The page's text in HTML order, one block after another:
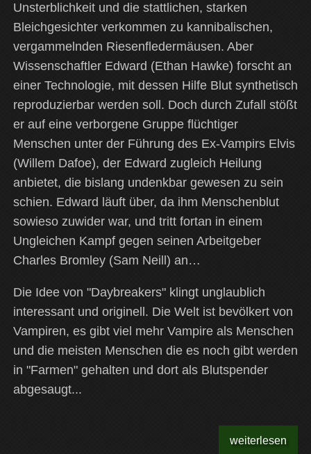
Unsterblichkeit und die stattlichen, starken
Bleichgesichter verkommen zu kannibalischen,
vergammelnden Riesenfledermäusen. Aber
Wissenschaftler Edward (Ethan Hawke) forscht an
einer Technologie, mit dessen Hilfe Blut synthetisch
reproduzierbar werden soll. Doch durch Zufall stößt
er auf eine verborgene Gruppe flüchtiger
Menschen unter der Führung des Ex-Vampirs Elvis
(Willem Dafoe), der Edward zugleich Heilung
anbietet, die bislang undenkbar gewesen zu sein
schien. Edward läuft über, da ihm Menschenblut
sowieso zuwider war, und tritt fortan in einem
Ungleichen Kampf gegen seinen Arbeitgeber
Charles Bromley (Sam Neill) an…
Die Idee von "Daybreakers" klingt unglaublich
interessant und originell. Die Welt ist bevölkert von
Vampiren, es gibt viel mehr Vampire als Menschen
und die meisten Menschen die es noch gibt werden
in "Farmen" gehalten und dort als Blutspender
abgesaugt...
weiterlesen